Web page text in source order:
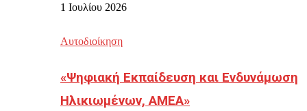
1 Ιουλίου 2026
Αυτοδιοίκηση
«Ψηφιακή Εκπαίδευση και Ενδυνάμωση
Ηλικιωμένων, ΑΜΕΑ»